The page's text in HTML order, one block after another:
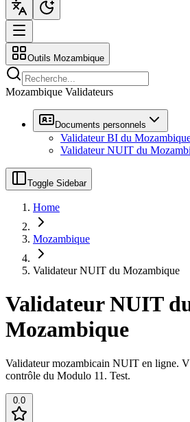
Outils Mozambique
Mozambique Validateurs
Documents personnels
Validateur BI du
Validateur NUIT du
Toggle Sidebar
Home
Mozambique
Validateur NUIT du Mozambique
Validateur NUIT
Mozambique
Validateur mozambicain NUIT en ligne.
contrôle du Modulo 11. Test.
0.0